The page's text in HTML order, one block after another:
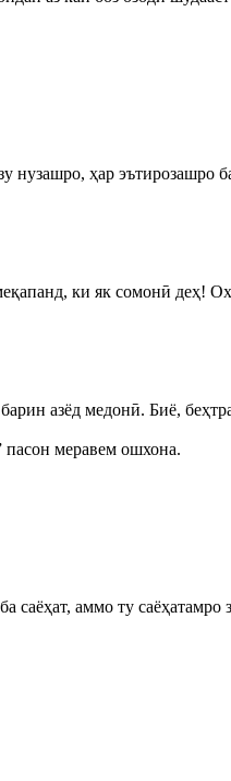
нузашро, ҳар эътирозашро
ки як сомонӣ деҳ!
азёд медонӣ. Биё,
пасон меравем ошхона.
аммо ту саёҳатамро